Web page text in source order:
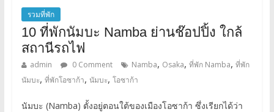
รวมที่พัก
10 ที่พักนัมบะ Namba ย่านช๊อปปิ้ง ใกล้
สถานีรถไฟ
admin 0 Comment Namba, Osaka, ที่พัก Namba, ที่พัก
นัมบะ, ที่พักโอซาก้า, นัมบะ, โอซาก้า
นัมบะ (Namba) ตั้งอยู่ตอนใต้ของเมืองโอซาก้า ซึ่งเรียกได้ว่า